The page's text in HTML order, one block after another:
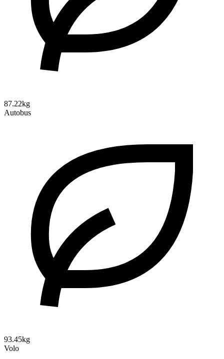
87.22kg
Autobus
93.45kg
Volo